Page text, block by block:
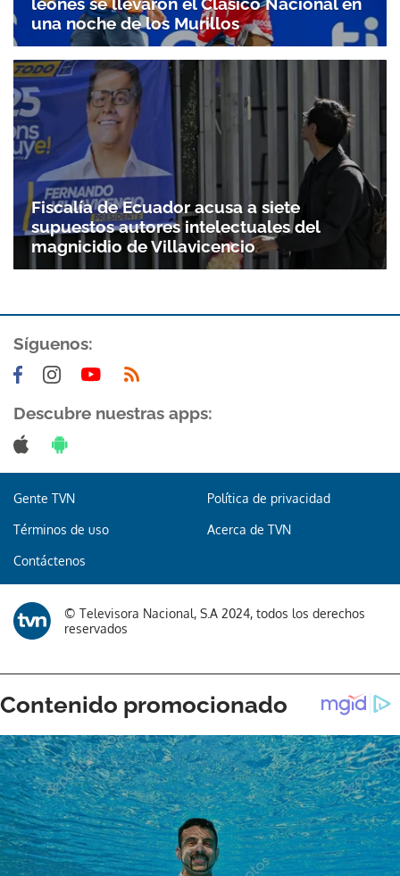
Gracias por suscribirte a nuestro boletín.
ACEPTAR
una noche de los Murillos
Fiscalía de Ecuador acusa a siete
supuestos autores intelectuales del
magnicidio de Villavicencio
Síguenos:
Descubre nuestras apps:
Gente TVN Política de privacidad
Términos de uso Acerca de TVN
Contáctenos
© Televisora Nacional, S.A 2024, todos los derechos
reservados